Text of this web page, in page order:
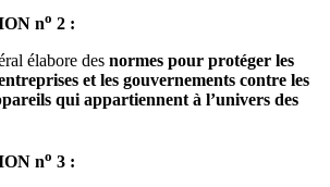
no 2 :
élabore des normes pour protéger les
et les gouvernements contre les
qui appartiennent à l’univers des
no 3 :